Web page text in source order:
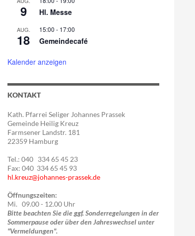
9 Hl. Messe
AUG.
18
15:00 - 17:00
Gemeindecafé
Kalender anzeigen
KONTAKT
Kath. Pfarrei Seliger Johannes Prassek
Gemeinde Heilig Kreuz
Farmsener Landstr. 181
22359 Hamburg
Tel.: 040 334 65 45 23
Fax: 040 334 65 45 93
hl.kreuz@johannes-prassek.de
Öffnungszeiten:
Mi. 09.00 - 12.00 Uhr
Bitte beachten Sie die ggf. Sonderregelungen in der
Sommerpause oder über den Jahreswechsel unter
"Vermeldungen".